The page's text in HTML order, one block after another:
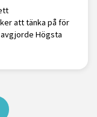
att tänka på för
Högsta